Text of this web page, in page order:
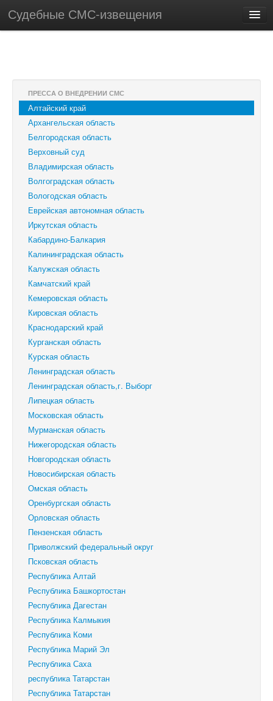
Судебные СМС-извещения
ПРЕССА О ВНЕДРЕНИИ СМС
Алтайский край
Архангельская область
Белгородская область
Верховный суд
Владимирская область
Волгоградская область
Вологодская область
Еврейская автономная область
Иркутская область
Кабардино-Балкария
Калининградская область
Калужская область
Камчатский край
Кемеровская область
Кировская область
Краснодарский край
Курганская область
Курская область
Ленинградская область
Ленинградская область,г. Выборг
Липецкая область
Московская область
Мурманская область
Нижегородская область
Новгородская область
Новосибирская область
Омская область
Оренбургская область
Орловская область
Пензенская область
Приволжский федеральный округ
Псковская область
Республика Алтай
Республика Башкортостан
Республика Дагестан
Республика Калмыкия
Республика Коми
Республика Марий Эл
Республика Саха
республика Татарстан
Республика Татарстан